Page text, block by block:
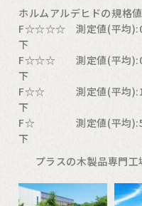
ホルムアルデヒドの規格
F☆☆☆☆ 測定値(平均
下
F☆☆☆ 測定値(平均
下
F☆☆ 測定値(平均
下
F☆ 測定値(平均
下
プラスの木製品専門